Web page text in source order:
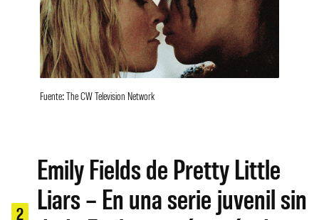
Fuente: The CW Television Network
2
Emily Fields de Pretty Little
Liars – En una serie juvenil sin